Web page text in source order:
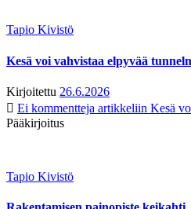
Tapio Kivistö
Kesä voi vahvistaa elpyvää
Kirjoitettu 26.6.2026
Ei kommentteja artikkeliin Kesä
Pääkirjoitus
Tapio Kivistö